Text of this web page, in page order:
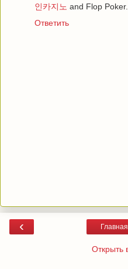
인카지노 and Flop Poker.
Ответить
‹
Открыть